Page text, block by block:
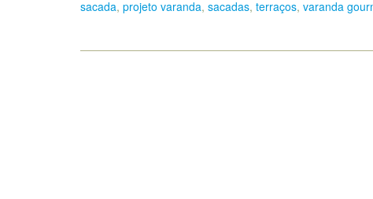
sacada, projeto varanda, sacadas, terraços, varanda